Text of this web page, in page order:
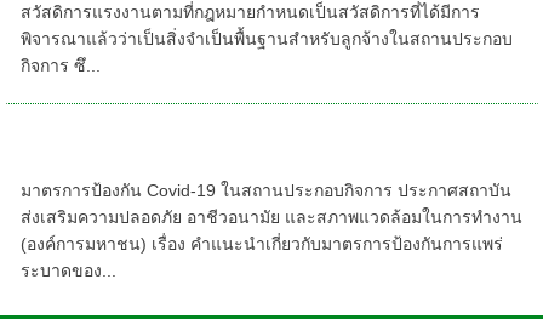
สวัสดิการแรงงานตามที่กฎหมายกำหนดเป็นสวัสดิการที่ได้มีการ
พิจารณาแล้วว่าเป็นสิ่งจำเป็นพื้นฐานสำหรับลูกจ้างในสถานประกอบ
กิจการ ซึ...
มาตรการป้องกัน Covid-19 ในสถานประกอบกิจการ ประกาศสถาบัน
ส่งเสริมความปลอดภัย อาชีวอนามัย และสภาพแวดล้อมในการทำงาน
(องค์การมหาชน) เรื่อง คำแนะนำเกี่ยวกับมาตรการป้องกันการแพร่
ระบาดของ...